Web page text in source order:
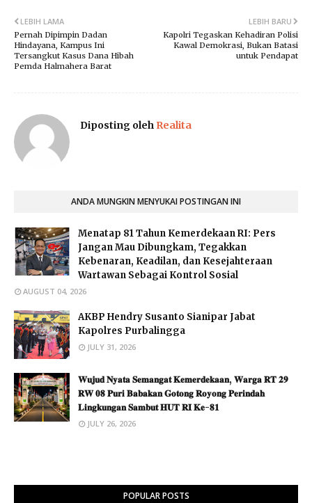
LEBIH BARU
Kapolri Tegaskan Kehadiran Polisi
Kawal Demokrasi, Bukan Batasi
untuk Pendapat
LEBIH LAMA
Pernah Dipimpin Dadan
Hindayana, Kampus Ini
Tersangkut Kasus Dana Hibah
Pemda Halmahera Barat
Diposting oleh Realita
ANDA MUNGKIN MENYUKAI POSTINGAN INI
Menatap 81 Tahun Kemerdekaan RI: Pers
Jangan Mau Dibungkam, Tegakkan
Kebenaran, Keadilan, dan Kesejahteraan
Wartawan Sebagai Kontrol Sosial
AUGUST 04, 2026
AKBP Hendry Susanto Sianipar Jabat
Kapolres Purbalingga
JULY 31, 2026
𝐖𝐮𝐣𝐮𝐝 𝐍𝐲𝐚𝐭𝐚 𝐒𝐞𝐦𝐚𝐧𝐠𝐚𝐭 𝐊𝐞𝐦𝐞𝐫𝐝𝐞𝐤𝐚𝐚𝐧, 𝐖𝐚𝐫𝐠𝐚 𝐑𝐓 𝟐𝟗
𝐑𝐖 𝟎𝟖 𝐏𝐮𝐫𝐢 𝐁𝐚𝐛𝐚𝐤𝐚𝐧 𝐆𝐨𝐭𝐨𝐧𝐠 𝐑𝐨𝐲𝐨𝐧𝐠 𝐏𝐞𝐫𝐢𝐧𝐝𝐚𝐡
𝐋𝐢𝐧𝐠𝐤𝐮𝐧𝐠𝐚𝐧 𝐒𝐚𝐦𝐛𝐮𝐭 𝐇𝐔𝐓 𝐑𝐈 𝐊𝐞-𝟖𝟏 ​
JULY 26, 2026
POPULAR POSTS